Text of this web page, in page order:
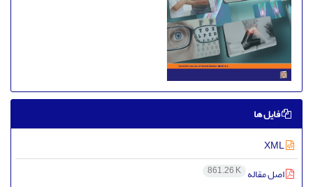
فایل ها
اصل مقاله 861.26 K